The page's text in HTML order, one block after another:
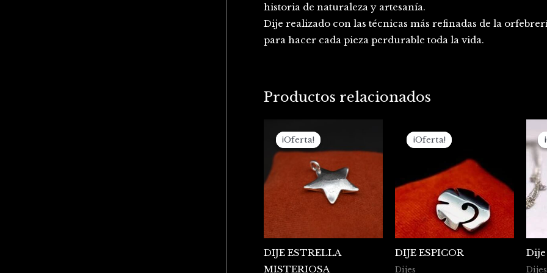
historia de naturaleza y artesanía.
Dije realizado con las técnicas más refinadas de la
para hacer cada pieza perdurable toda la vida.
Productos relacionados
¡Oferta!
¡Oferta!
DIJE ESTRELLA
MISTERIOSA
precio
original
era:
$103.000.
es:
$76.000.
¡Oferta!
¡Oferta!
DIJE ESPICOR
Dijes
precio
original
$225.000.$155.000.
Dijes